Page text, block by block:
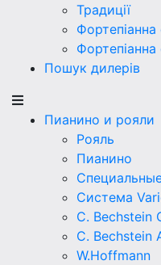
Традиції
Пошук дилерів
Пианино и рояли
Рояль
Пианино
Система
C. Bechstein
C. Bechstein
W.Hoffmann